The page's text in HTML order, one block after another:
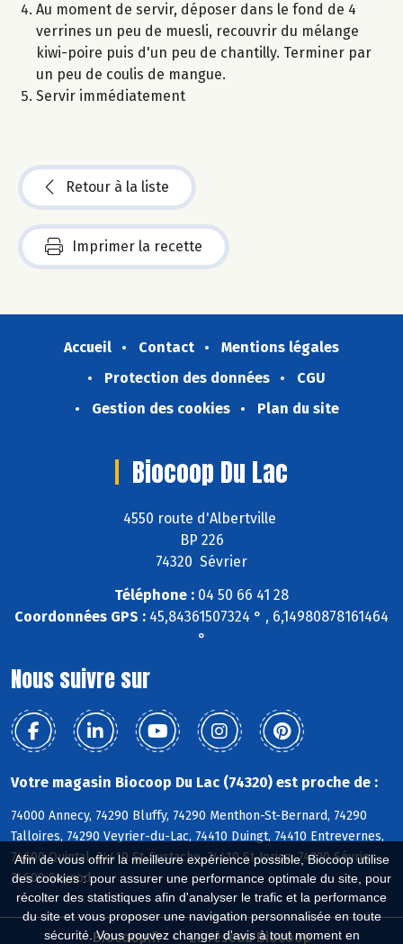
Afin de vous offrir la meilleure expérience possible, Biocoop utilise
des cookies : pour assurer une performance optimale du site, pour
récolter des statistiques afin d'analyser le trafic et la performance
du site et vous proposer une navigation personnalisée en toute
sécurité. Vous pouvez changer d'avis à tout moment en
Au moment de servir, déposer dans le fond de 4
verrines un peu de muesli, recouvrir du mélange
kiwi-poire puis d'un peu de chantilly. Terminer par
un peu de coulis de mangue.
Servir immédiatement
Retour à la liste
Imprimer la recette
Accueil Contact
Mentions légales
Protection des données
CGU
Gestion des cookies
Plan du site
Biocoop Du Lac
4550 route d'Albertville
BP 226
74320 Sévrier
Téléphone : 04 50 66 41 28
Coordonnées GPS : 45,84361507324 ° , 6,14980878161464
°
Nous suivre sur
Votre magasin Biocoop Du Lac (74320) est proche de :
74000 Annecy, 74290 Bluffy, 74290 Menthon-St-Bernard, 74290
Talloires, 74290 Veyrier-du-Lac, 74410 Duingt, 74410 Entrevernes,
74600 Quintal, 74410 St-Eustache, 74410 St-Jorioz, 74320 Sévrier,
74600 Seynod
Biocoop.fr Le réseau Biocoop